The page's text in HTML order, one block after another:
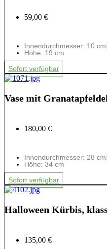
59,00 €
Innendurchmesser: 10 cm
Höhe: 19 cm
Sofort verfügbar
Vase mit
180,00 €
Innendurchmesser: 28 cm
Höhe: 34 cm
Sofort verfügbar
Halloween Kürbis,
135,00 €